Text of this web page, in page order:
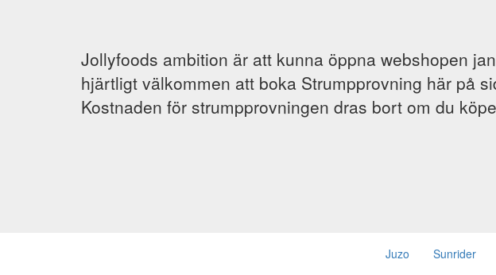
Jollyfoods ambition är att kunna öppna webshopen
hjärtligt välkommen att boka Strumpprovning här på
Kostnaden för strumpprovningen dras bort om du
Juzo Sunrider